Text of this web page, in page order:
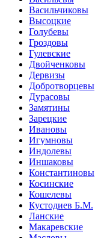
Васильчиковы
Высоцкие
Голубевы
Гроздовы
Гулевские
Двойченковы
Дервизы
Добротворцевы
Дурасовы
Замятины
Зарецкие
Ивановы
Игумновы
Индолевы
Иншаковы
Константиновы
Косинские
Кошелевы
Кустодиев Б.М.
Ланские
Макаревские